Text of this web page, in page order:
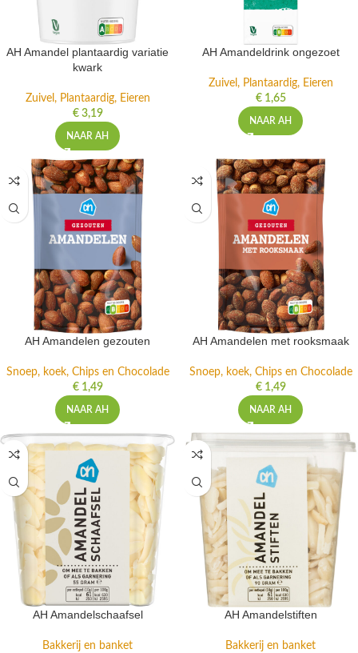
AH Amandel plantaardig variatie
kwark
Zuivel, Plantaardig, Eieren
€3,19
NAAR AH
AH Amandeldrink ongezoet
Zuivel, Plantaardig, Eieren
€1,65
NAAR AH
AH Amandelen gezouten
Snoep, koek, Chips en Chocolade
€1,49
NAAR AH
AH Amandelen met rooksmaak
Snoep, koek, Chips en Chocolade
€1,49
NAAR AH
AH Amandelschaafsel
Bakkerij en banket
AH Amandelstiften
Bakkerij en banket